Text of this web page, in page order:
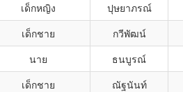
เด็กหญิง ปุษยาภรณ์
เด็กชาย กวีพัฒน์
นาย ธนบูรณ์
เด็กชาย ณัฐนันท์